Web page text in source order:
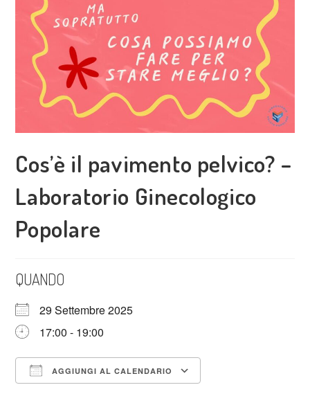
Cos’è il pavimento pelvico? –
Laboratorio Ginecologico
Popolare
QUANDO
29 Settembre 2025
17:00 - 19:00
AGGIUNGI AL CALENDARIO